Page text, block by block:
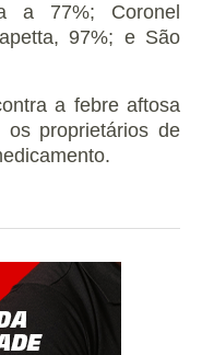
a 77%; Coronel
97%; e São
a febre aftosa
proprietários de